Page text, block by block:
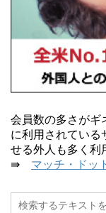
会員数の多さがギ
に利用されている
せる外人も多く利
⇛ マッチ・ドッ